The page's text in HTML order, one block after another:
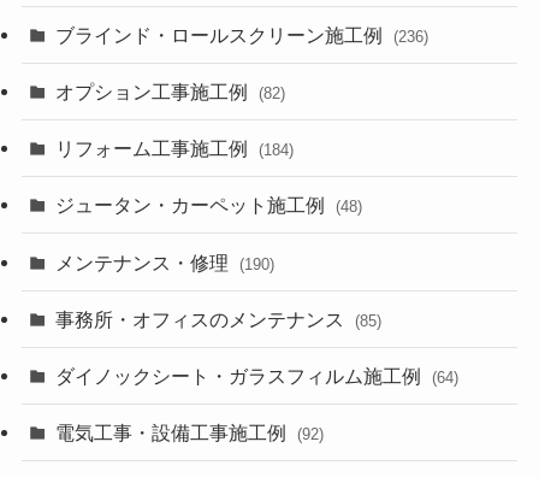
ブラインド・ロールスクリーン施工例 (236)
オプション工事施工例 (82)
リフォーム工事施工例 (184)
ジュータン・カーペット施工例 (48)
メンテナンス・修理 (190)
事務所・オフィスのメンテナンス (85)
ダイノックシート・ガラスフィルム施工例 (64)
電気工事・設備工事施工例 (92)